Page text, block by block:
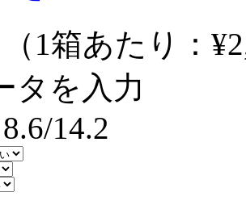
（1箱あたり：
タを入力
8.6/14.2